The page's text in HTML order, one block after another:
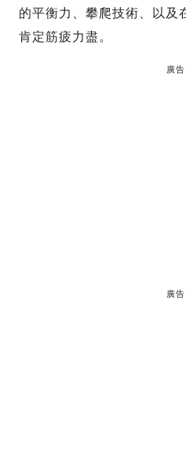
的平衡力、攀爬技術、以及
肯定筋疲力盡。
廣告
廣告